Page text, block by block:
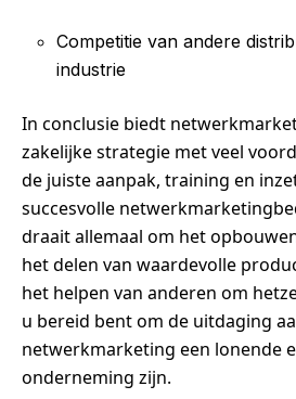
Competitie van andere
industrie
In conclusie biedt
zakelijke strategie met veel
de juiste aanpak, training en
succesvolle
draait allemaal om het
het delen van waardevolle
het helpen van anderen om
u bereid bent om de uitdaging
netwerkmarketing een lonende
onderneming zijn.